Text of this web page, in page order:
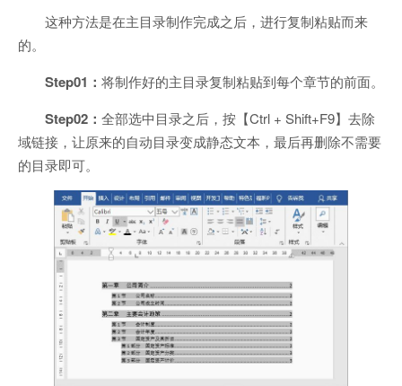
这种方法是在主目录制作完成之后，进行复制粘贴而来
的。
Step01： 将制作好的主目录复制粘贴到每个章节的前面。
Step02： 全部选中目录之后，按【Ctrl + Shift+F9】去除
域链接，让原来的自动目录变成静态文本，最后再删除不需要
的目录即可。